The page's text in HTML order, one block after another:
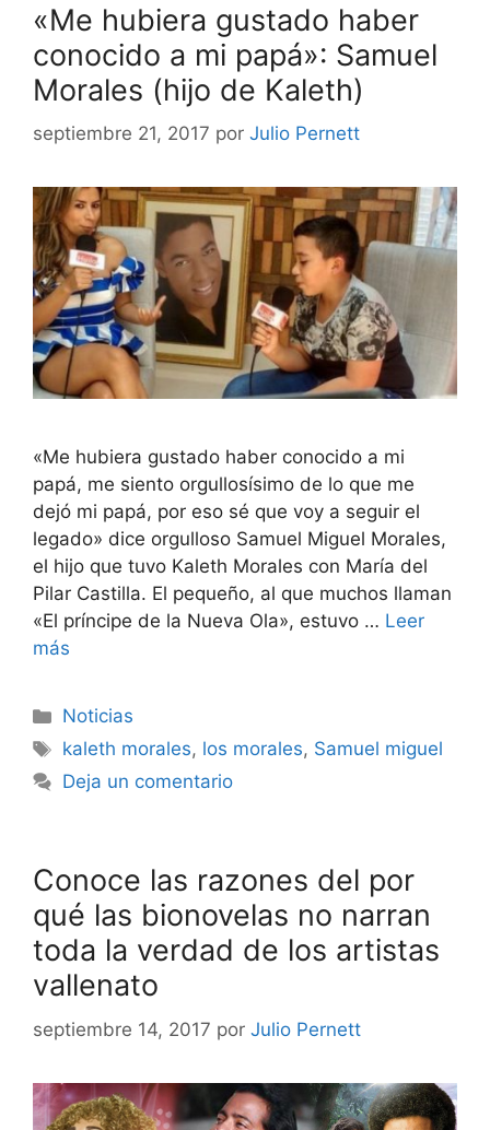
«Me hubiera gustado haber
conocido a mi papá»: Samuel
Morales (hijo de Kaleth)
septiembre 21, 2017 por Julio Pernett
«Me hubiera gustado haber conocido a mi
papá, me siento orgullosísimo de lo que me
dejó mi papá, por eso sé que voy a seguir el
legado» dice orgulloso Samuel Miguel Morales,
el hijo que tuvo Kaleth Morales con María del
Pilar Castilla. El pequeño, al que muchos llaman
«El príncipe de la Nueva Ola», estuvo … Leer
más
Noticias
kaleth morales, los morales, Samuel miguel
Deja un comentario
Conoce las razones del por
qué las bionovelas no narran
toda la verdad de los artistas
vallenato
septiembre 14, 2017 por Julio Pernett